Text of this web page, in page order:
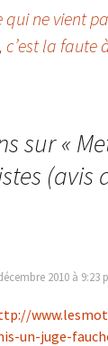
qui ne vient
c’est la
sur «
(avis
2010 à 9:23
un-juge-